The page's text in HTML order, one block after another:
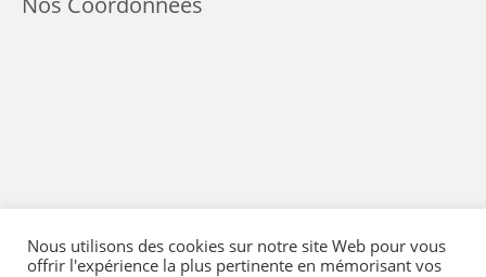
Nous utilisons des cookies sur notre site Web pour vous
offrir l'expérience la plus pertinente en mémorisant vos